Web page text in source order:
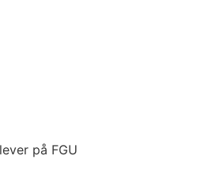
på FGU